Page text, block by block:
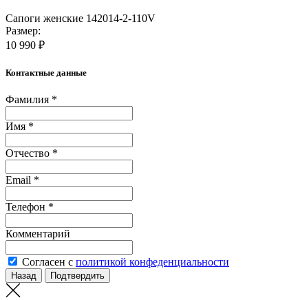
Сапоги женские 142014-2-110V
Размер:
10 990 ₽
Контактные данные
Фамилия *
Имя *
Отчество *
Email *
Телефон *
Комментарий
Согласен с политикой конфеденциальности
Назад Подтвердить